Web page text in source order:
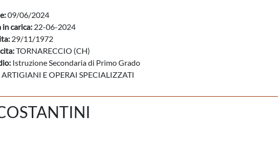
09/06/2024
carica: 22-06-2024
29/11/1972
TORNARECCIO (CH)
Istruzione Secondaria di Primo Grado
ARTIGIANI E OPERAI SPECIALIZZATI